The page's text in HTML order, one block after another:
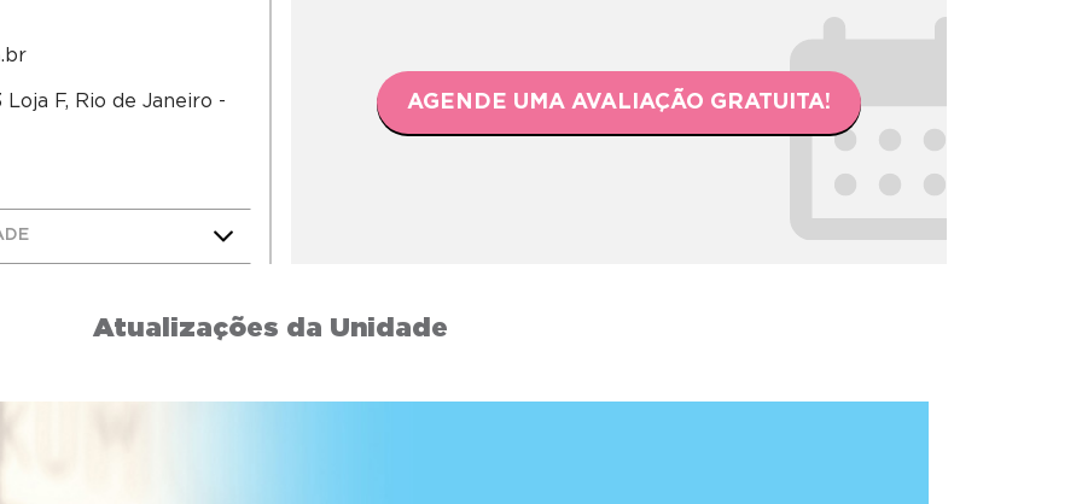
F, Rio de Janeiro - AGENDE UMA AVALIAÇÃO GRATUITA!
Atualizações da Unidade